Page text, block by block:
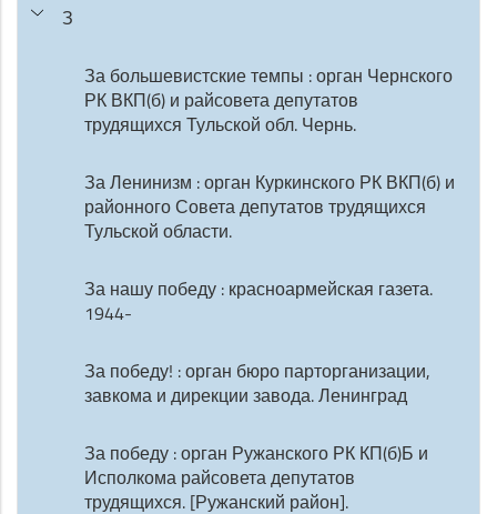
З
За большевистские темпы : орган Чернского
РК ВКП(б) и райсовета депутатов
трудящихся Тульской обл. Чернь.
За Ленинизм : орган Куркинского РК ВКП(б) и
районного Совета депутатов трудящихся
Тульской области.
За нашу победу : красноармейская газета.
1944-
За победу! : орган бюро парторганизации,
завкома и дирекции завода. Ленинград
За победу : орган Ружанского РК КП(б)Б и
Исполкома райсовета депутатов
трудящихся. [Ружанский район].